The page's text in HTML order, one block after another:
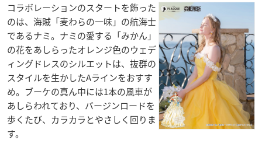
コラボレーションのスタートを飾った
のは、海賊「麦わらの一味」の航海士
であるナミ。ナミの愛する「みかん」
の花をあしらったオレンジ色のウェデ
ィングドレスのシルエットは、抜群の
スタイルを生かしたAラインをおすす
め。ブーケの真ん中には1本の風車が
あしらわれており、バージンロードを
歩くたび、カラカラとやさしく回りま
す。